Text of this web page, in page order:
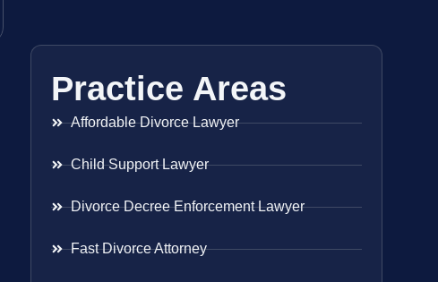
Practice Areas
Affordable Divorce Lawyer
Child Support Lawyer
Divorce Decree Enforcement Lawyer
Fast Divorce Attorney